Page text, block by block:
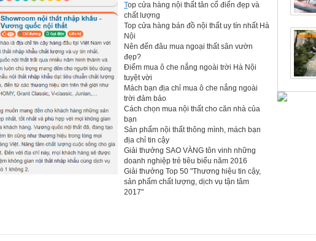
kệ đầu giường 2 tầng JYH637T sử dụng chất liệu gỗ cao su
nhiên có khả năng chống ẩm mốc, cong vênh cực hiệu quả,
môi trường. Sơn lacker phải trải qua quy trình kiểm định
toàn cho làn da của trẻ.
Top cửa hàng nội thất tân cổ điển đẹp và
chất lượng
Top cửa hàng bán đồ nội thất uy tín nhất Hà
Nội
Nên đến đâu mua ngoại thất sân vườn
đẹp?
Điểm mua ô che nắng ngoài trời Hà Nội
tuyệt vời
Mách bạn địa chỉ mua ô che nắng ngoài
trời đảm bảo
Cách chọn mua nội thất cho căn nhà của
bạn
Sản phẩm nội thất thông mình, mách bạn
địa chỉ tin cậy
Giải thưởng SAO VÀNG tôn vinh những
doanh nghiệp trẻ tiêu biểu năm 2016
Giải thưởng Top 50 "Thương hiệu tin cậy,
sản phẩm chất lượng, dịch vụ tận tâm
2017"